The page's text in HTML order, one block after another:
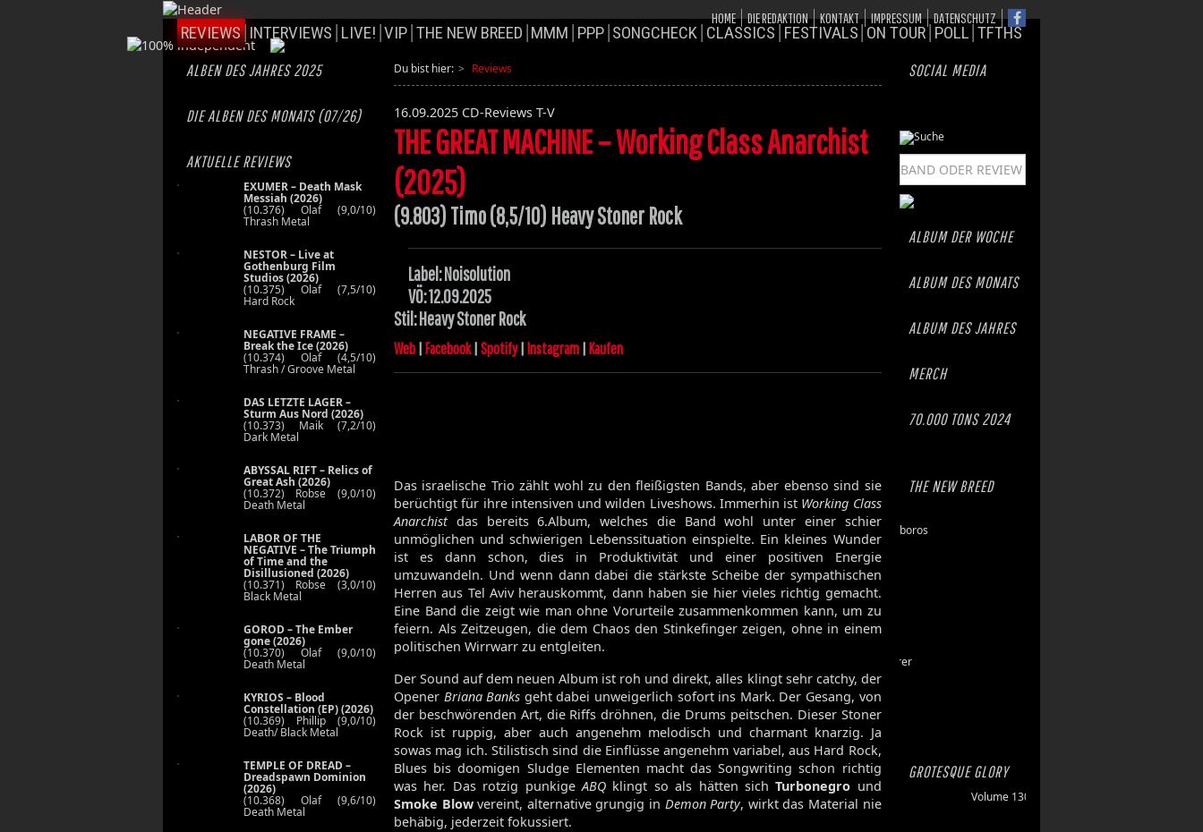
HOME DIE REDAKTION KONTAKT IMPRESSUM DATENSCHUTZ
REVIEWS INTERVIEWS LIVE! VIP THE NEW BREED MMM PPP SONGCHECK CLASSICS FESTIVALS ON TOUR POLL TFTHS
ALBEN DES JAHRES 2025
DIE ALBEN DES MONATS (07/26)
AKTUELLE REVIEWS
EXUMER – Death Mask
Messiah (2026)
(10.376) Olaf (9,0/10)
Thrash Metal
NESTOR – Live at
Gothenburg Film
Studios (2026)
(10.375) Olaf (7,5/10)
Hard Rock
NEGATIVE FRAME –
Break the Ice (2026)
(10.374) Olaf (4,5/10)
Thrash / Groove Metal
DAS LETZTE LAGER –
Sturm Aus Nord (2026)
(10.373) Maik (7,2/10)
Dark Metal
ABYSSAL RIFT – Relics of
Great Ash (2026)
(10.372) Robse (9,0/10)
Death Metal
LABOR OF THE
NEGATIVE – The Triumph
of Time and the
Disillusioned (2026)
(10.371) Robse (3,0/10)
Black Metal
GOROD – The Ember
gone (2026)
(10.370) Olaf (9,0/10)
Death Metal
KYRIOS – Blood
Constellation (EP) (2026)
(10.369) Phillip (9,0/10)
Death/ Black Metal
TEMPLE OF DREAD –
Dreadspawn Dominion
(2026)
(10.368) Olaf (9,6/10)
Death Metal
Du bist hier: Reviews
16.09.2025 CD-Reviews T-V
THE GREAT MACHINE – Working Class Anarchist
(2025)
(9.803) Timo (8,5/10) Heavy Stoner Rock
Label: Noisolution
VÖ: 12.09.2025
Stil: Heavy Stoner Rock
Web | Facebook|Spotify| Instagram | Kaufen
Das israelische Trio zählt wohl zu den fleißigsten Bands, aber ebenso sind sie
berüchtigt für ihre intensiven und wilden Liveshows. Immerhin ist Working Class
Anarchistdas bereits 6.Album, welches die Band wohl unter einer schier
unmöglichen und schwierigen Lebenssituation einspielte. Ein kleines Wunder
ist es dann schon, dies in Produktivität und einer positiven Energie
umzuwandeln. Und wenn dann dabei die stärkste Scheibe der sympathischen
Herren aus Tel Aviv herauskommt, dann haben sie hier vieles richtig gemacht.
Eine Band die zeigt wie man ohne Vorurteile zusammenkommen kann, um zu
feiern. Als Zeitzeugen, die dem Chaos den Stinkefinger zeigen, ohne in einem
politischen Wirrwarr zu entgleiten.
Der Sound auf dem neuen Album ist roh und direkt, alles klingt sehr catchy, der
Opener Briana Banks geht dabei unweigerlich sofort ins Mark. Der Gesang, von
der beschwörenden Art, die Riffs dröhnen, die Drums peitschen. Dieser Stoner
Rock ist ruppig, aber auch angenehm melodisch und charmant knarzig. Ja
sowas mag ich. Stilistisch sind die Einflüsse angenehm variabel, aus Hard Rock,
Blues bis doomigen Sludge Elementen macht das Songwriting schon richtig
was her. Das rotzig punkigeABQklingt so als hätten sichTurbonegro und
Smoke Blowvereint, alternative grungig in Demon Party, wirkt das Material nie
behäbig, jederzeit fokussiert.
SOCIAL MEDIA
ALBUM DER WOCHE
ALBUM DES MONATS
ALBUM DES JAHRES
MERCH
70.000 TONS 2024
THE NEW BREED
Eschaton
Dawn of Ouroboros
Toxic Hazard
Gasbrand
Disarray
Maktkamp
Stainless
Grand Devourer
Iron Echo
U.R.N.
Amethyst
GROTESQUE GLORY
Volume 131
Volume 130